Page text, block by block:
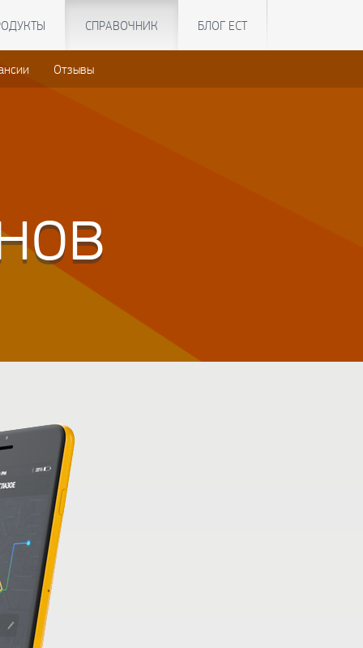
СПРАВОЧНИК БЛОГ ЕСТ
Отзывы